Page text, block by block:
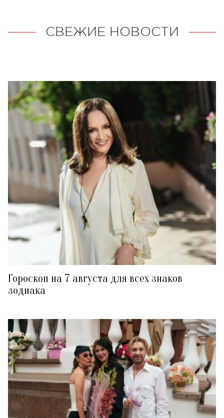
СВЕЖИЕ НОВОСТИ
Гороскоп на 7 августа для всех знаков
зодиака